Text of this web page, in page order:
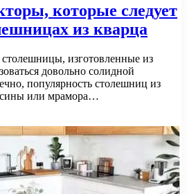
которые следует
из кварца
изготовленные из
довольно солидной
популярность столешниц из
или мрамора…